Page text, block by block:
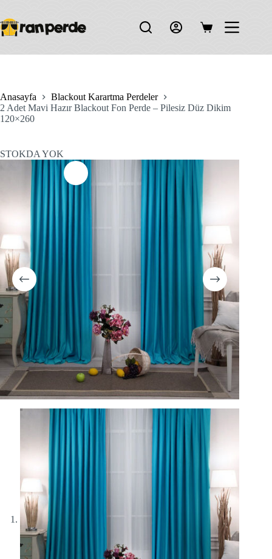
content
Shopping
Anasayfa
Blackout Karartma Perdeler
2 Adet Mavi Hazır Blackout Fon Perde – Pilesiz Düz Dikim
120×260
STOKDA YOK